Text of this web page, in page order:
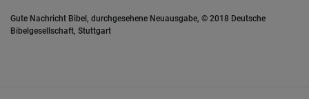
Gute Nachricht Bibel, durchgesehene Neuausgabe, © 2018 Deutsche
Bibelgesellschaft, Stuttgart